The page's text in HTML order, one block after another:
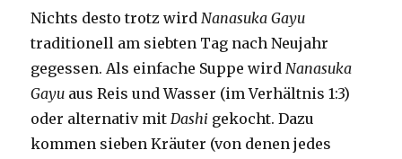
Nichts desto trotz wirdNanasuka Gayu
traditionell am siebten Tag nach Neujahr
gegessen. Als einfache Suppe wirdNanasuka
Gayu aus Reis und Wasser (im Verhältnis 1:3)
oder alternativ mitDashi gekocht. Dazu
kommen sieben Kräuter (von denen jedes